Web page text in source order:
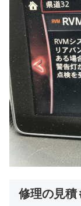
修理の見積